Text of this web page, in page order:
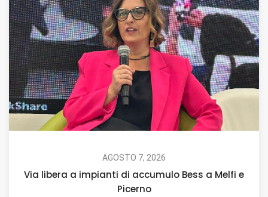
AGOSTO 7, 2026
Via libera a impianti di accumulo Bess a Melfi e
Picerno